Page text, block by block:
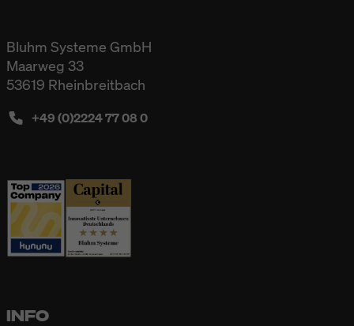
Bluhm Systeme GmbH
Maarweg 33
53619 Rheinbreitbach
+49 (0)2224 77 08 0
INFO